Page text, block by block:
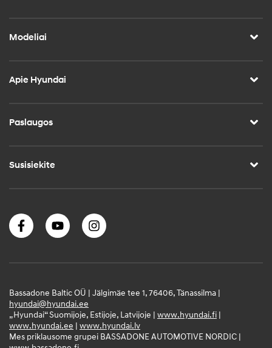
Modeliai
Apie Hyundai
Paslaugos
Susisiekite
Bassadone Baltic OÜ | Jälgimäe tee 1, 76406, Tänassilma |
hyundai@hyundai.ee
„Hyundai“ Suomijoje, Estijoje, Latvijoje | www.hyundai.fi |
www.hyundai.ee | www.hyundai.lv
Mes priklausome grupei BASSADONE AUTOMOTIVE NORDIC |